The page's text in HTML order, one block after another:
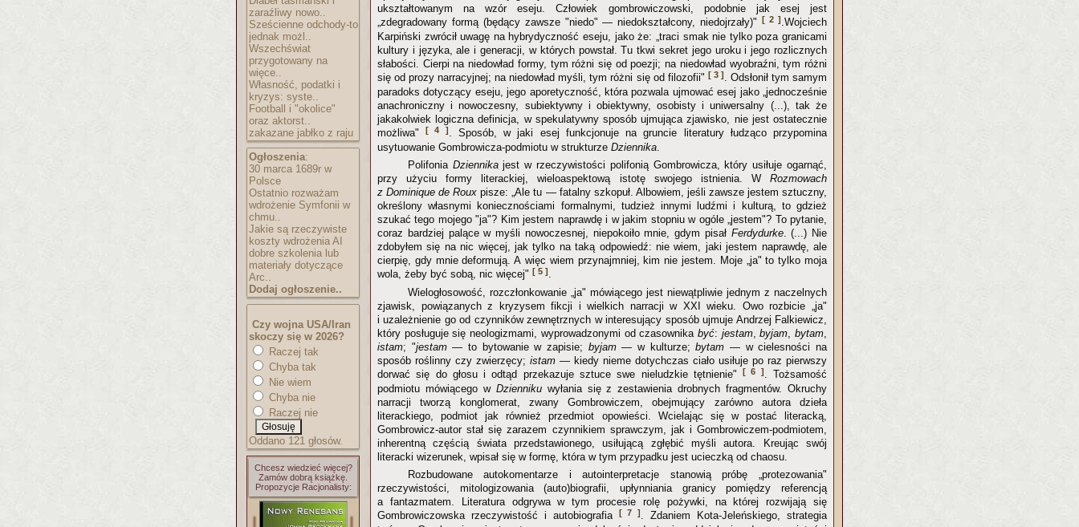
zaraźliwy nowo..
Sześcienne odchody-to
jednak możl..
Wszechświat
przygotowany na
więce..
Własność, podatki i
kryzys: syste..
Football i "okolice"
oraz aktorst..
zakazane jabłko z raju
Ogłoszenia:
30 marca 1689r w
Polsce
Ostatnio rozważam
wdrożenie Symfonii w
chmu..
Jakie są rzeczywiste
koszty wdrożenia AI
dobre szkolenia lub
materiały dotyczące
Arc..
Dodaj ogłoszenie..
Czy wojna USA/Iran
skoczy się w 2026?
Raczej tak
Chyba tak
Nie wiem
Chyba nie
Raczej nie
Oddano 121 głosów.
Chcesz wiedzieć więcej?
Zamów dobrą książkę.
Propozycje Racjonalisty:
ukształtowanym na wzór eseju. Człowiek gombrowiczowski, podobnie jak esej jest
„zdegradowany formą (będący zawsze "niedo" — niedokształcony, niedojrzały)"[ 2 ] .Wojciech
Karpiński zwrócił uwagę na hybrydyczność eseju, jako że: „traci smak nie tylko poza granicami
kultury i języka, ale i generacji, w których powstał. Tu tkwi sekret jego uroku i jego rozlicznych
słabości. Cierpi na niedowład formy, tym różni się od poezji; na niedowład wyobraźni, tym różni
się od prozy narracyjnej; na niedowład myśli, tym różni się od filozofii" [ 3 ] . Odsłonił tym samym
paradoks dotyczący eseju, jego aporetyczność, która pozwala ujmować esej jako „jednocześnie
anachroniczny i nowoczesny, subiektywny i obiektywny, osobisty i uniwersalny (...), tak że
jakakolwiek logiczna definicja, w spekulatywny sposób ujmująca zjawisko, nie jest ostatecznie
możliwa"[ 4 ] . Sposób, w jaki esej funkcjonuje na gruncie literatury łudząco przypomina
usytuowanie Gombrowicza-podmiotu w strukturze Dziennika.
Polifonia Dziennikajest w rzeczywistości polifonią Gombrowicza, który usiłuje ogarnąć,
przy użyciu formy literackiej, wieloaspektową istotę swojego istnienia. W Rozmowach
z Dominique de Roux pisze: „Ale tu — fatalny szkopuł. Albowiem, jeśli zawsze jestem sztuczny,
określony własnymi koniecznościami formalnymi, tudzież innymi ludźmi i kulturą, to gdzież
szukać tego mojego "ja"? Kim jestem naprawdę i w jakim stopniu w ogóle „jestem"? To pytanie,
coraz bardziej palące w myśli nowoczesnej, niepokoiło mnie, gdym pisał Ferdydurke. (...) Nie
zdobyłem się na nic więcej, jak tylko na taką odpowiedź: nie wiem, jaki jestem naprawdę, ale
cierpię, gdy mnie deformują. A więc wiem przynajmniej, kim nie jestem. Moje „ja" to tylko moja
wola, żeby być sobą, nic więcej" [ 5 ] .
Wielogłosowość, rozczłonkowanie „ja" mówiącego jest niewątpliwie jednym z naczelnych
zjawisk, powiązanych z kryzysem fikcji i wielkich narracji w XXI wieku. Owo rozbicie „ja"
i uzależnienie go od czynników zewnętrznych w interesujący sposób ujmuje Andrzej Falkiewicz,
który posługuje się neologizmami, wyprowadzonymi od czasownika być: jestam,byjam,bytam,
istam; "jestam— to bytowanie w zapisie; byjam— w kulturze;bytam — w cielesności na
sposób roślinny czy zwierzęcy; istam — kiedy nieme dotychczas ciało usiłuje po raz pierwszy
dorwać się do głosu i odtąd przekazuje sztuce swe nieludzkie tętnienie"[ 6 ] . Tożsamość
podmiotu mówiącego w Dziennikuwyłania się z zestawienia drobnych fragmentów. Okruchy
narracji tworzą konglomerat, zwany Gombrowiczem, obejmujący zarówno autora dzieła
literackiego, podmiot jak również przedmiot opowieści. Wcielając się w postać literacką,
Gombrowicz-autor stał się zarazem czynnikiem sprawczym, jak i Gombrowiczem-podmiotem,
inherentną częścią świata przedstawionego, usiłującą zgłębić myśli autora. Kreując swój
literacki wizerunek, wpisał się w formę, która w tym przypadku jest ucieczką od chaosu.
Rozbudowane autokomentarze i autointerpretacje stanowią próbę „protezowania"
rzeczywistości, mitologizowania (auto)biografii, upłynniania granicy pomiędzy referencją
a fantazmatem. Literatura odgrywa w tym procesie rolę pożywki, na której rozwijają się
Gombrowiczowska rzeczywistość i autobiografia
[ 7 ] . Zdaniem Kota-Jeleńskiego, strategia